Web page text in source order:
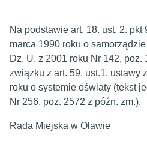
Na podstawie art. 18. ust. 2. pkt
marca 1990 roku o
Dz. U. z 2001 roku Nr 142, poz.
związku z art. 59. ust.1. ustawy
roku o systemie oświaty (tekst
Nr 256, poz. 2572 z późn. zm.),
Rada Miejska w Oławie